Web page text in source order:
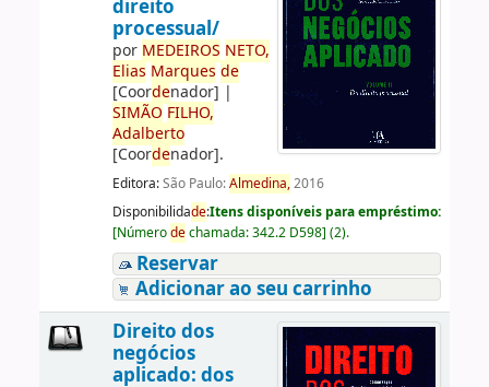
direito
processual/
por MEDEIROS NETO,
Elias Marques de
[Coordenador] |
SIMÃO FILHO,
Adalberto
[Coordenador].
Editora:São Paulo:Almedina,2016
Disponibilidade:Itens disponíveis para empréstimo:
[Númerodechamada:342.2 D598] (2).
Reservar
Adicionar ao seu carrinho
Direito dos
negócios
aplicado: dos